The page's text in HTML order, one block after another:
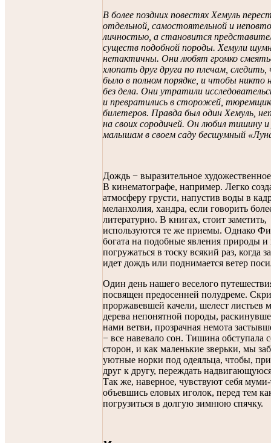
В более поздних повестях Хемуль
отдельной, самостоятельной и
личностью, а становится
существ подобной породы. Хемули
нетактичны. Они любят громко
хлопать друг друга по плечам,
было в полном порядке, и чтобы никто
без дела. Они утратили
и превратились в сторожей,
билетеров. Правда был один Хемуль,
на своих сородичей. Он любил тишину
малышам в своем саду бесшумный
Дождь − выразительное
В кинематографе, например. Легко
атмосферу грусти, напустив воды в
меланхолия, хандра, если говорить
литературно. В книгах, стоит заметить,
используются те же приемы. Однако
богата на подобные явления природы и
погружаться в тоску всякий раз, когда
идет дождь или поднимается ветер
Один день нашего веселого
посвящен предосенней полудреме.
проржавевшей качели, шелест листьев
дерева непонятной породы,
нами ветви, прозрачная немота
− все навевало сон. Тишина обступала
сторон, и как маленькие зверьки, мы
уютные норки под одеяльца, чтобы,
друг к другу, переждать
Так же, наверное, чувствуют себя
объевшись еловых иголок, перед тем
погрузиться в долгую зимнюю спячку.